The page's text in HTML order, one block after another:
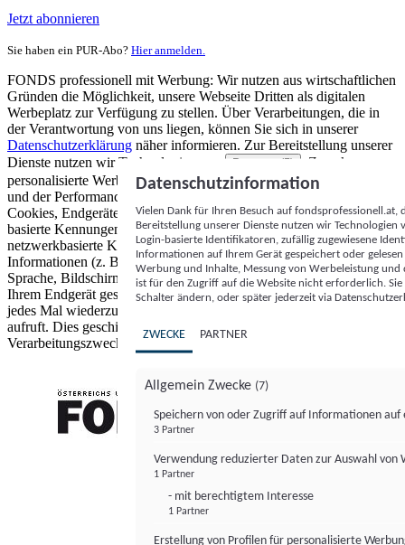
Jetzt abonnieren
Sie haben ein PUR-Abo? Hier anmelden.
FONDS professionell mit Werbung: Wir nutzen aus wirtschaftlichen
Gründen die Möglichkeit, unsere Webseite Dritten als digitalen
Werbeplatz zur Verfügung zu stellen. Über Verarbeitungen, die in
der Verantwortung von uns liegen, können Sie sich in unserer
Datenschutzerklärung näher informieren. Zur Bereitstellung unserer
Dienste nutzen wir Technologien von
Partnern (5)
. Zwecke:
personalisierte Werbung und Inhalte, Messung von Werbeleistung
und der Performance von Inhalten sowie Zielgruppenforschung.
Cookies, Endgeräte- oder ähnliche Online-Kennungen (z. B. login-
basierte Kennungen, zufällig generierte Kennungen,
netzwerkbasierte Kennungen) können zusammen mit anderen
Informationen (z. B. Browsertyp und Browserinformationen,
Sprache, Bildschirmgröße, unterstützte Technologien usw.) auf
Ihrem Endgerät gespeichert oder von dort ausgelesen werden, um es
jedes Mal wiederzuerkennen, wenn es eine App oder einer Webseite
aufruft. Dies geschieht für einen oder mehrere der hier aufgeführten
Verarbeitungszwecke.
Datenschutzinformation
Vielen Dank für Ihren Besuch auf
Bereitstellung unserer Dienste nutzen wir Technologien
Login-basierte Identifikatoren, zufällig zugewiesene
Informationen auf Ihrem Gerät gespeichert oder
Werbung und Inhalte, Messung von Werbeleistung
ist für den Zugriff auf die Website nicht erforderlich.
Schalter ändern, oder später jederzeit via
ZWECKE PARTNER
Allgemein Zwecke (7)
Speichern von oder Zugriff auf Informationen auf
3 Partner
Verwendung reduzierter Daten zur Auswahl von
1 Partner
- mit berechtigtem Interesse
1 Partner
Erstellung von Profilen für personalisierte
FONDS professionell